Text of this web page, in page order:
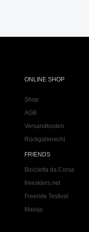
ONLINE SHOP
Shop
AGB
Versandkosten
Rückgaberecht
FRIENDS
Bicicletta da Corsa
freeskiers.net
Freeride Testival
Maloja